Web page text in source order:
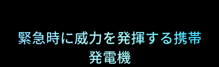
緊急時に威力を発揮する携帯
発電機